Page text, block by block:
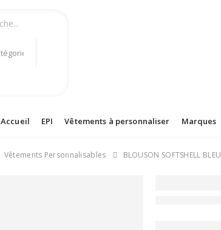
Accueil EPI Vêtements à personnaliser Marques
Vêtements Personnalisables BLOUSON SOFTSHELL BLEU